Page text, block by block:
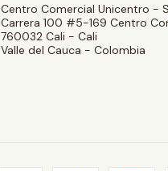
Centro Comercial Unicentro -
Carrera 100 #5-169 Centro
760032 Cali - Cali
Valle del Cauca - Colombia